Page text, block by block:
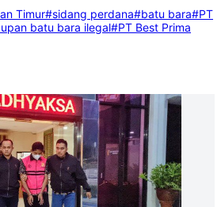
Timur#sidang perdana#batu bara#PT
batu bara ilegal#PT Best Prima